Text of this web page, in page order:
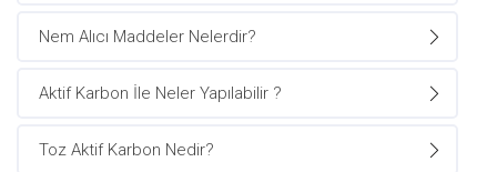
Nem Alıcı Maddeler Nelerdir?
Aktif Karbon İle Neler Yapılabilir ?
Toz Aktif Karbon Nedir?